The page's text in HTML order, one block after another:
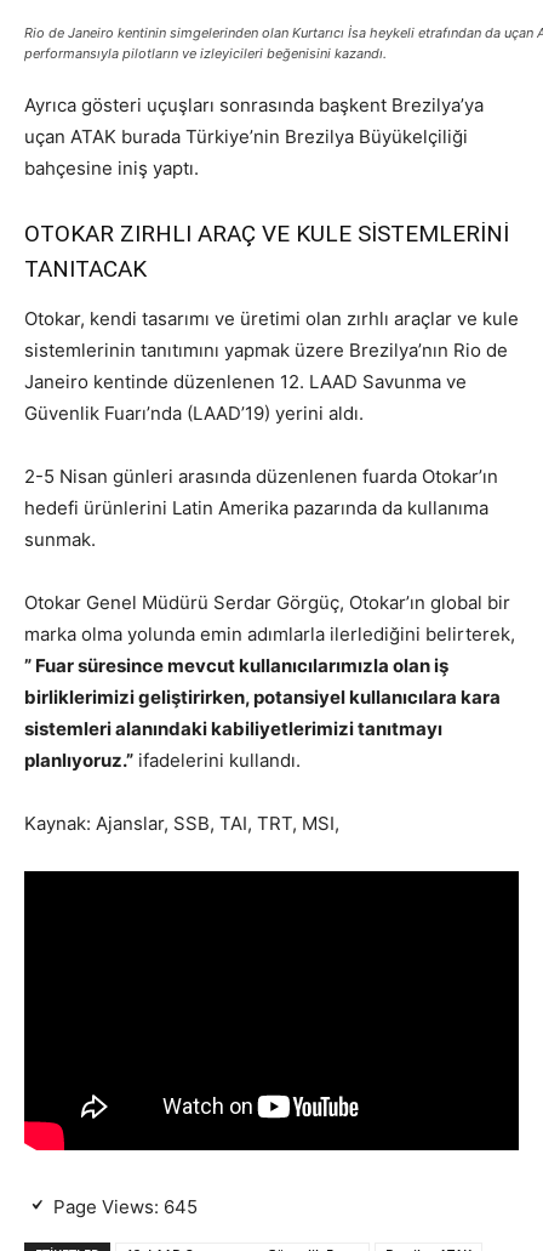
Rio de Janeiro kentinin simgelerinden olan Kurtarıcı İsa heykeli etrafından da uçan
performansıyla pilotların ve izleyicileri beğenisini kazandı.
Ayrıca gösteri uçuşları sonrasında başkent Brezilya’ya
uçan ATAK burada Türkiye’nin Brezilya Büyükelçiliği
bahçesine iniş yaptı.
OTOKAR ZIRHLI ARAÇ VE KULE SİSTEMLERİNİ
TANITACAK
Otokar, kendi tasarımı ve üretimi olan zırhlı araçlar ve kule
sistemlerinin tanıtımını yapmak üzere Brezilya’nın Rio de
Janeiro kentinde düzenlenen 12. LAAD Savunma ve
Güvenlik Fuarı’nda (LAAD’19) yerini aldı.
2-5 Nisan günleri arasında düzenlenen fuarda Otokar’ın
hedefi ürünlerini Latin Amerika pazarında da kullanıma
sunmak.
Otokar Genel Müdürü Serdar Görgüç, Otokar’ın global bir
marka olma yolunda emin adımlarla ilerlediğini belirterek,
” Fuar süresince mevcut kullanıcılarımızla olan iş
birliklerimizi geliştirirken, potansiyel kullanıcılara kara
sistemleri alanındaki kabiliyetlerimizi tanıtmayı
planlıyoruz.” ifadelerini kullandı.
Kaynak: Ajanslar, SSB, TAI, TRT, MSI,
Page Views: 645